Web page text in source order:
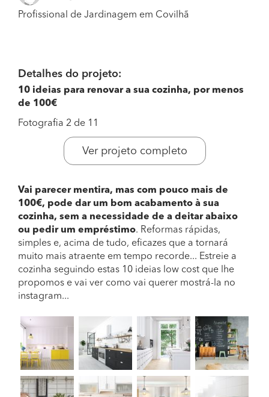
Profissional de Jardinagem em Covilhã
Detalhes do projeto:
10 ideias para renovar a sua cozinha, por menos
de 100€
Fotografia 2 de 11
Ver projeto completo
Vai parecer mentira, mas com pouco mais de
100€, pode dar um bom acabamento à sua
cozinha, sem a necessidade de a deitar abaixo
ou pedir um empréstimo. Reformas rápidas,
simples e, acima de tudo, eficazes que a tornará
muito mais atraente em tempo recorde... Estreie a
cozinha seguindo estas 10 ideias low cost que lhe
propomos e vai ver como vai querer mostrá-la no
instagram...